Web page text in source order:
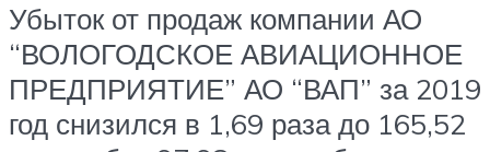
Убыток от продаж компании АО
“ВОЛОГОДСКОЕ АВИАЦИОННОЕ
ПРЕДПРИЯТИЕ” АО “ВАП” за 2019
год снизился в 1,69 раза до 165,52